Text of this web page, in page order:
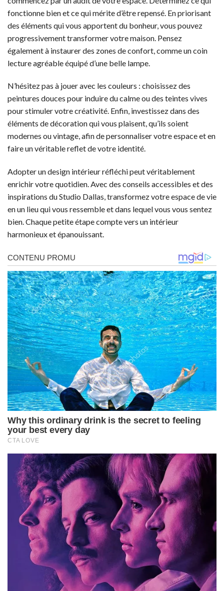
fonctionne bien et ce qui mérite d’être repensé. En priorisant
des éléments qui vous apportent du bonheur, vous pouvez
progressivement transformer votre maison. Pensez
également à instaurer des zones de confort, comme un coin
lecture agréable équipé d’une belle lampe.
N’hésitez pas à jouer avec les couleurs : choisissez des
peintures douces pour induire du calme ou des teintes vives
pour stimuler votre créativité. Enfin, investissez dans des
éléments de décoration qui vous plaisent, qu’ils soient
modernes ou vintage, afin de personnaliser votre espace et en
faire un véritable reflet de votre identité.
Adopter un design intérieur réfléchi peut véritablement
enrichir votre quotidien. Avec des conseils accessibles et des
inspirations du Studio Dallas, transformez votre espace de vie
en un lieu qui vous ressemble et dans lequel vous vous sentez
bien. Chaque petite étape compte vers un intérieur
harmonieux et épanouissant.